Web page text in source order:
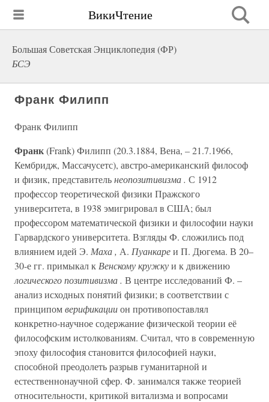
ВикиЧтение
Большая Советская Энциклопедия (ФР)
БСЭ
Франк Филипп
Франк Филипп
Франк(Frank) Филипп (20.3.1884, Вена, – 21.7.1966,
Кембридж, Массачусетс), австро-американский философ
и физик, представительнеопозитивизма . С 1912
профессор теоретической физики Пражского
университета, в 1938 эмигрировал в США; был
профессором математической физики и философии науки
Гарвардского университета. Взгляды Ф. сложились под
влиянием идей Э. Маха , А. Пуанкареи П. Дюгема. В 20–
30-е гг. примыкал к Венскому кружкуи к движению
логического позитивизма . В центре исследований Ф. –
анализ исходных понятий физики; в соответствии с
принципомверификациион противопоставлял
конкретно-научное содержание физической теории её
философским истолкованиям. Считал, что в современную
эпоху философия становится философией науки,
способной преодолеть разрыв гуманитарной и
естественнонаучной сфер. Ф. занимался также теорией
относительности, критикой витализма и вопросами